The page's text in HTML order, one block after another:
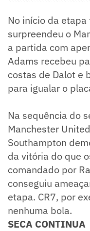
No início da
surpreendeu o
a partida com
Adams recebeu
costas de Dalot e
para igualar o
Na sequência do
Manchester
Southampton
da vitória do que
comandado por
conseguiu
etapa. CR7, por
nenhuma bola.
SECA CONTINUA